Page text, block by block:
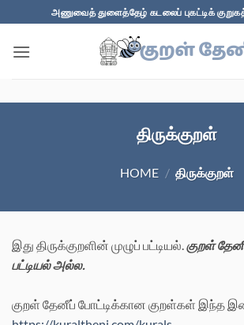
to
content
அணுவைத் துளைத்தேழ் கடலைப் புகட்டிக்
திருக்குறள்
HOME / திருக்குறள்
இது திருக்குறளின் முழுப் பட்டியல்.குறள்
பட்டியல் அல்ல.
குறள் தேனீப் போட்டிக்கான குறள்கள் இந்த